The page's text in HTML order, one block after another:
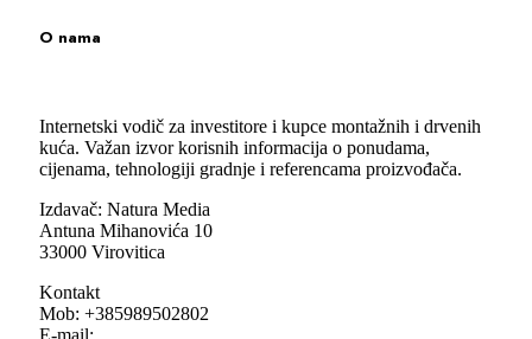
O nama
Internetski vodič za investitore i kupce montažnih i drvenih
kuća. Važan izvor korisnih informacija o ponudama,
cijenama, tehnologiji gradnje i referencama proizvođača.
Izdavač: Natura Media
Antuna Mihanovića 10
33000 Virovitica
Kontakt
Mob: +385989502802
E-mail: